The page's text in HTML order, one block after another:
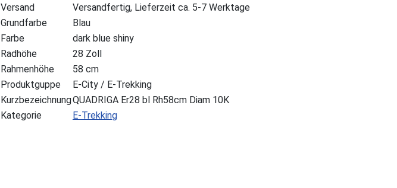
Versand
Versandfertig, Lieferzeit ca. 5-7 Werktage
Grundfarbe
Blau
Farbe
dark blue shiny
Radhöhe
28 Zoll
Rahmenhöhe
58 cm
Produktguppe
E-City / E-Trekking
KurzbezeichnungQUADRIGA Er28 bl Rh58cm Diam 10K
Kategorie
E-Trekking